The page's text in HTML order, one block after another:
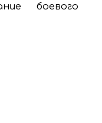
боевого